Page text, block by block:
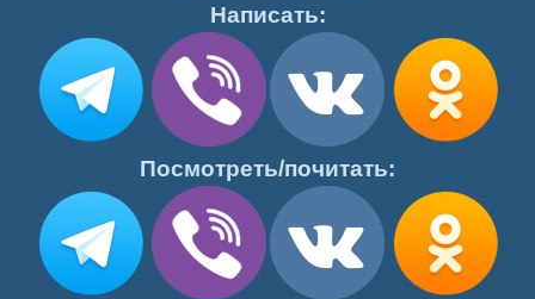
Написать:
Посмотреть/почитать: